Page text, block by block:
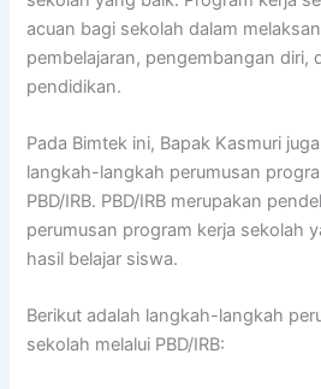
acuan bagi sekolah dalam
pembelajaran, pengembangan diri,
pendidikan.
Pada Bimtek ini, Bapak Kasmuri
langkah-langkah perumusan
PBD/IRB. PBD/IRB merupakan
perumusan program kerja sekolah
hasil belajar siswa.
Berikut adalah langkah-langkah
sekolah melalui PBD/IRB: